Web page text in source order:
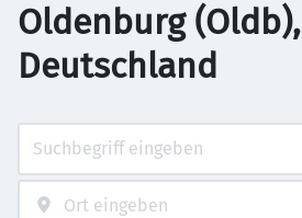
Oldenburg (Oldb),
Deutschland